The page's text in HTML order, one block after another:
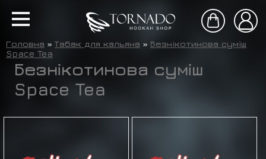
Головна » Табак для кальяна » Безнікотинова суміш
Space Tea
Безнікотинова суміш
Space Tea